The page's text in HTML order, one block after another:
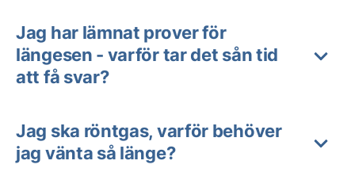
Jag har lämnat prover för
längesen - varför tar det sån tid
att få svar?
Jag ska röntgas, varför behöver
jag vänta så länge?